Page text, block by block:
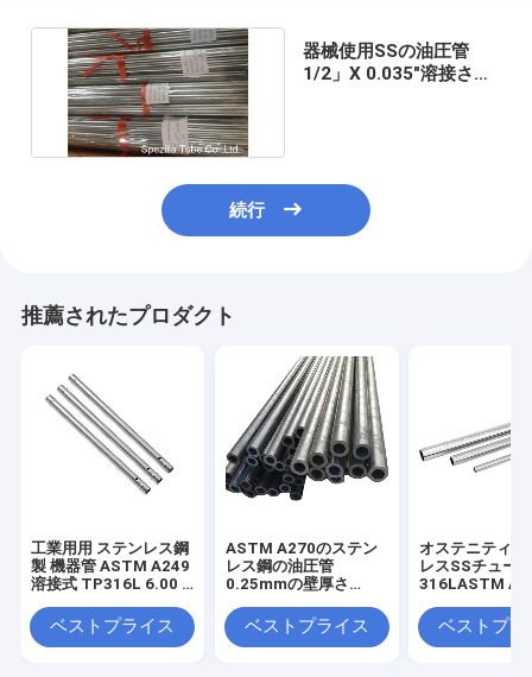
器械使用SSの油圧管
1/2」X 0.035"溶接され
続行
推薦されたプロダクト
工業用用 ステンレス鋼
製 機器管 ASTM A249
溶接式 TP316L 6.00 X
ベストプライス
ASTM A270のステン
レス鋼の油圧管
0.25mmの壁厚さ
S32750
ベストプライス
オステニティス
レスSSチュー
316LASTM
ベストプラ